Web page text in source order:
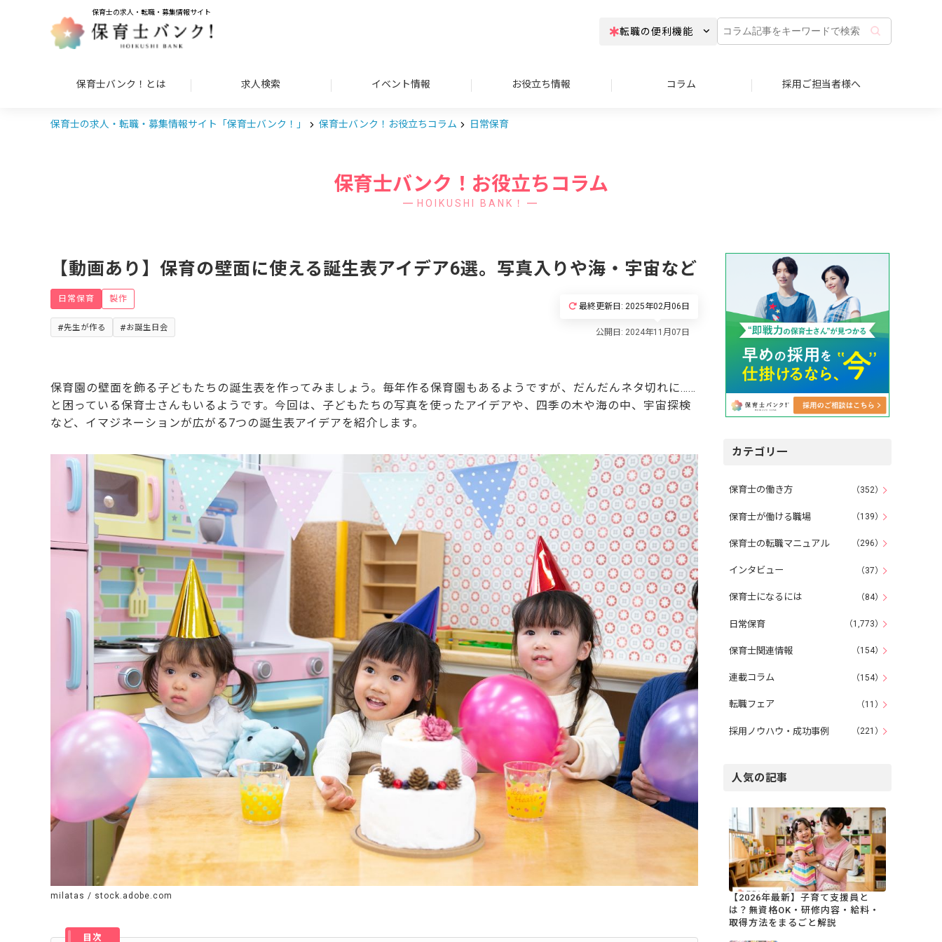
保育士の求人・転職・募集情報サイト
転職の便利機能
コ
ラ
ム
保育士バンク！とは 求人検索 イベント情報 お役立ち情報 コラム 採用ご担当者様へ
保育士の求人・転職・募集情報サイト「保育士バンク！」 保育士バンク！お役立ちコラム 日常保育
保育士バンク！お役立ちコラム
HOIKUSHI BANK！
【動画あり】保育の壁面に使える誕生表アイデア6選。写真入りや海・宇宙など
日常保育 製作
先生が作る お誕生日会
最終更新日: 2025年02月06日
保育園の壁面を飾る子どもたちの誕生表を作ってみましょう。毎年作る保育園もあるようですが、だんだんネタ切れに……
と困っている保育士さんもいるようです。今回は、子どもたちの写真を使ったアイデアや、四季の木や海の中、宇宙探検
など、イマジネーションが広がる7つの誕生表アイデアを紹介します。
milatas / stock.adobe.com
目次
カテゴリ一
保育士の働き方 （352）
保育士が働ける職場 （139）
保育士の転職マニュアル （296）
インタビュー （37）
保育士になるには （84）
日常保育 （1,773）
保育士関連情報 （154）
連載コラム （154）
転職フェア （11）
採用ノウハウ・成功事例 （221）
人気の記事
【2026年最新】子育て支援員と
は？無資格OK・研修内容・給料・
取得方法をまるごと解説